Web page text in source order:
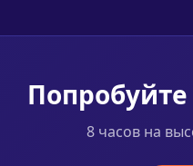
8 часов на